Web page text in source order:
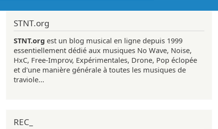
STNT.org
STNT.org est un blog musical en ligne depuis 1999
essentiellement dédié aux musiques No Wave, Noise,
HxC, Free-Improv, Expérimentales, Drone, Pop éclopée
et d'une manière générale à toutes les musiques de
traviole...
REC_